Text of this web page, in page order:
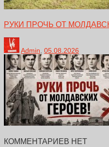
РУКИ ПРОЧЬ ОТ
Admin, 05.08.2026
КОММЕНТАРИЕВ НЕТ